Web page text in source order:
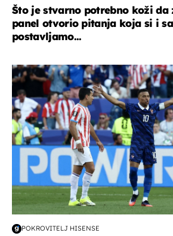
Što je stvarno potrebno koži da
panel otvorio pitanja koja si i
postavljamo...
svjetsko prvenstvo 2026
POKROVITELJ HISENSE